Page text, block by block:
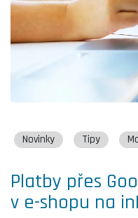
Novinky Tipy
Platby přes
v e-shopu na